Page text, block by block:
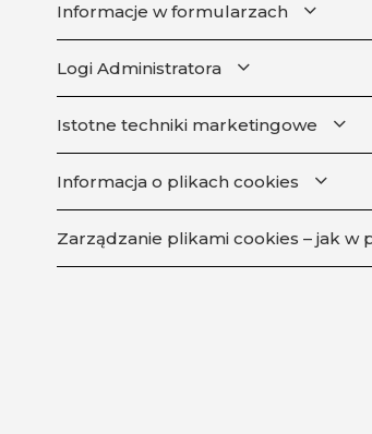
Informacje w formularzach
Logi Administratora
Istotne techniki marketingowe
Informacja o plikach cookies
Zarządzanie plikami cookies – jak w